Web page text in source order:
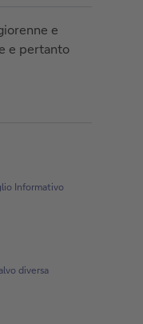
e
e pertanto
Informativo
diversa